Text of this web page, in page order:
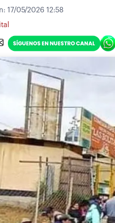
17/05/2026 12:58